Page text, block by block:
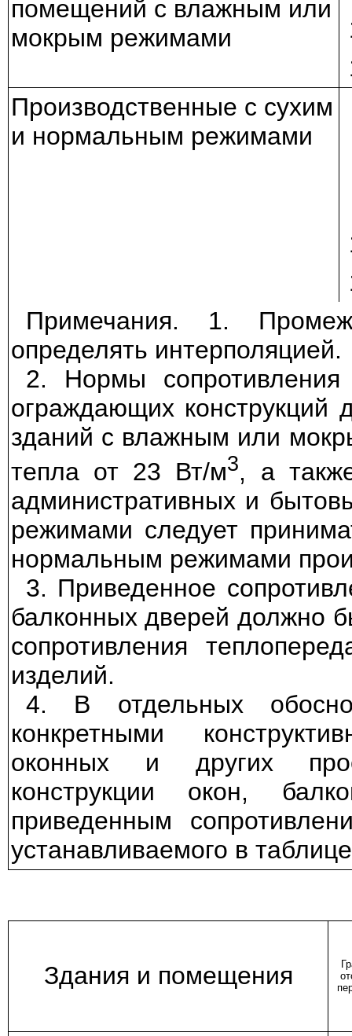
помещений с влажным или
мокрым режимами
Производственные с сухим
и нормальным режимами
Примечания. 1.
определять интерполяцией.
2. Нормы сопротивления
ограждающих конструкций
зданий с влажным или
тепла от 23 Вт/м3, а
административных и
режимами следует
нормальным режимами
3. Приведенное
балконных дверей должно
сопротивления
изделий.
4. В отдельных
конкретными
оконных и других
конструкции окон,
приведенным
устанавливаемого в
Здания и помещения